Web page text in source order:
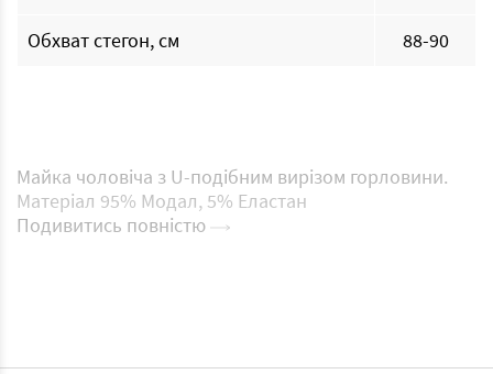
Обхват стегон, см 88-90
Майка чоловіча з U-подібним вирізом горловини.
Матеріал 95% Модал, 5% Еластан
Подивитись повністю